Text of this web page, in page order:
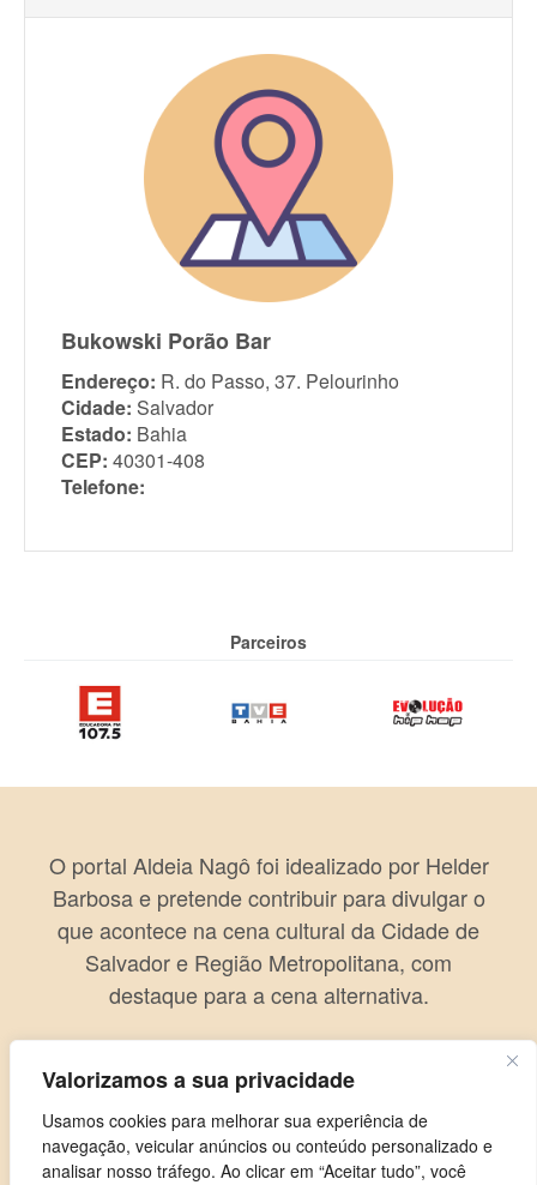
Valorizamos a sua privacidade
Usamos cookies para melhorar sua experiência de
navegação, veicular anúncios ou conteúdo personalizado e
analisar nosso tráfego. Ao clicar em “Aceitar tudo”, você
Bukowski Porão Bar
Endereço: R. do Passo, 37. Pelourinho
Cidade: Salvador
Estado: Bahia
CEP: 40301-408
Telefone:
Parceiros
O portal Aldeia Nagô foi idealizado por Helder
Barbosa e pretende contribuir para divulgar o
que acontece na cena cultural da Cidade de
Salvador e Região Metropolitana, com
destaque para a cena alternativa.